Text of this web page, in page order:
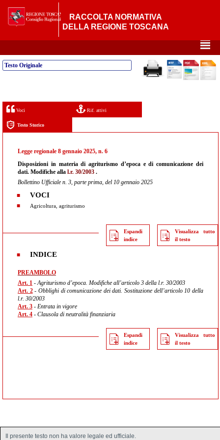
RACCOLTA NORMATIVA
DELLA REGIONE TOSCANA
²
Testo Originale
Voci Rif. attivi
Testo Storico
Legge regionale 8 gennaio 2025, n. 6
Disposizioni in materia di agriturismo d’epoca e di comunicazione dei
dati. Modifiche alla l.r. 30/2003 .
Bollettino Ufficiale n. 3, parte prima, del 10 gennaio 2025
VOCI
Agricoltura, agriturismo
Espandi
indice
Visualizza tutto
il testo
INDICE
PREAMBOLO
Art. 1 - Agriturismo d’epoca. Modifiche all’articolo 3 della l.r. 30/2003
Art. 2- Obblighi di comunicazione dei dati. Sostituzione dell’articolo 10 della
l.r. 30/2003
Art. 3 - Entrata in vigore
Art. 4 - Clausola di neutralità finanziaria
Espandi
indice
Visualizza tutto
il testo
Il presente testo non ha valore legale ed ufficiale.